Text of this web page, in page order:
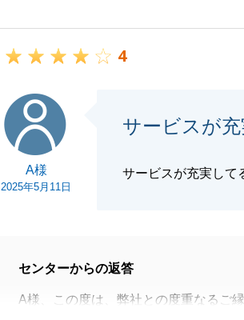
4
A様
2025年5月11日
サービスが
サービスが充実して
センターからの返答
A様、この度は、弊社との度重なるご